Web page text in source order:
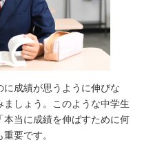
成績が思うように伸びな
しょう。このような中学生
当に成績を伸ばすために何
要です。